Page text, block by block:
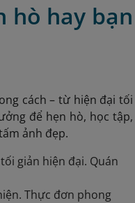
hò hay bạn
cách – từ hiện đại tối
để hẹn hò, học tập,
ảnh đẹp.
giản hiện đại. Quán
Thực đơn phong